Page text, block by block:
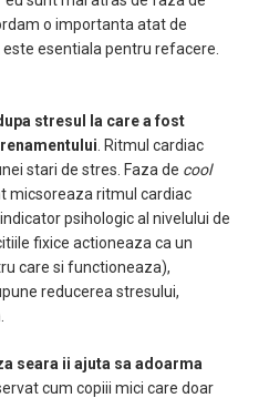
o importanta atat de
esentiala pentru refacere.
stresul la care a fost
. Ritmul cardiac
stari de stres. Faza de cool
micsoreaza ritmul cardiac
psihologic al nivelului de
fixice actioneaza ca un
care si functioneaza),
reducerea stresului,
seara ii ajuta sa adoarma
cum copiii mici care doar